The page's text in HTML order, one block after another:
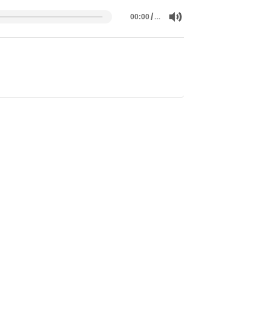
00:00/…